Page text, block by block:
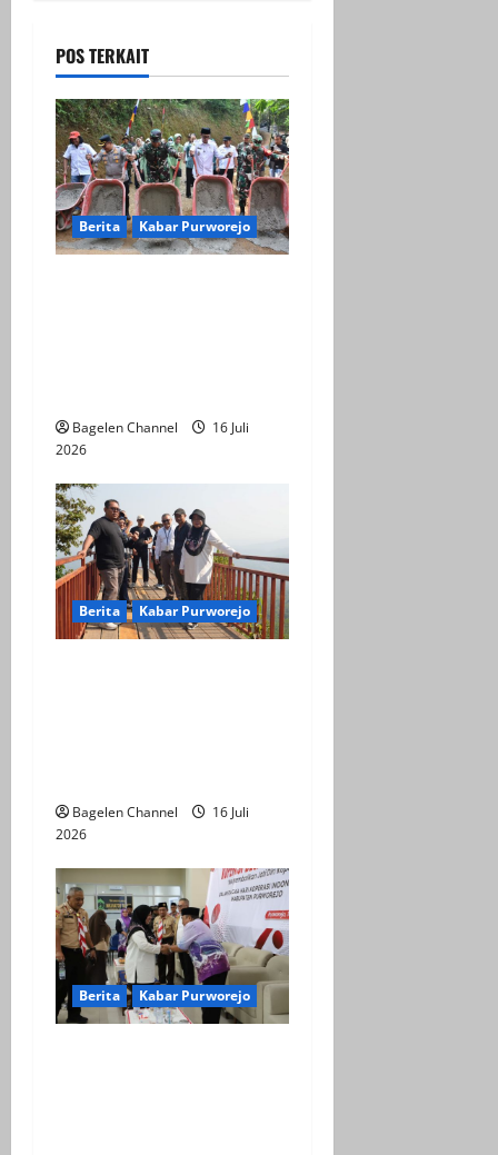
v
i
g
a
t
POS TERKAIT
Berita Kabar Purworejo
Bagelen Channel
16 Juli
2026
Berita Kabar Purworejo
Bagelen Channel
16 Juli
2026
Berita Kabar Purworejo